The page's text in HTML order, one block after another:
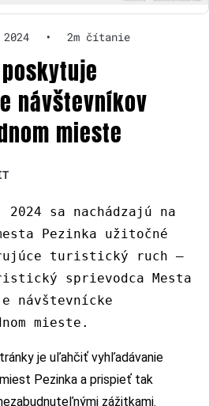
• 2m čítanie
návštevníkov
mieste
sa nachádzajú na
Pezinka užitočné
turistický ruch –
sprievodca Mesta
návštevnícke
mieste.
je uľahčiť vyhľadávanie
Pezinka a prispieť tak
zážitkami.